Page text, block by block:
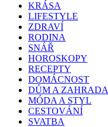
KRÁSA
LIFESTYLE
ZDRAVÍ
RODINA
SNÁŘ
HOROSKOPY
RECEPTY
DOMÁCNOST
DŮM A ZAHRADA
MÓDA A STYL
CESTOVÁNÍ
SVATBA